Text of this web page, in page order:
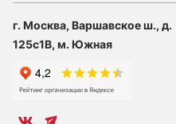
г. Москва, Варшавское ш., д.
125с1В, м. Южная